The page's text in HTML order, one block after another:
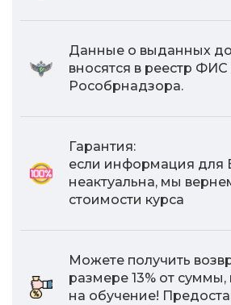
Данные о выданных
вносятся в реестр
Рособрнадзора.
Гарантия:
если информация для
неактуальна, мы
стоимости курса
Можете получить
размере 13% от
на обучение!